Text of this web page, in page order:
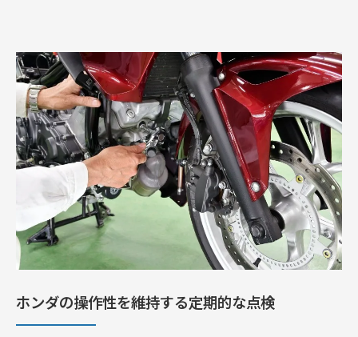
ホンダの操作性を維持する定期的な点検